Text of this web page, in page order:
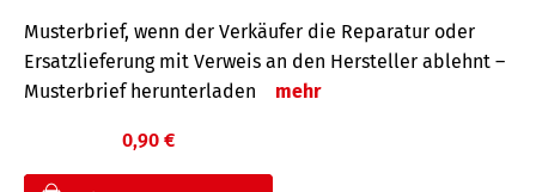
Musterbrief, wenn der Verkäufer die Reparatur oder
Ersatzlieferung mit Verweis an den Hersteller ablehnt –
Musterbrief herunterladen
mehr
0,90 €